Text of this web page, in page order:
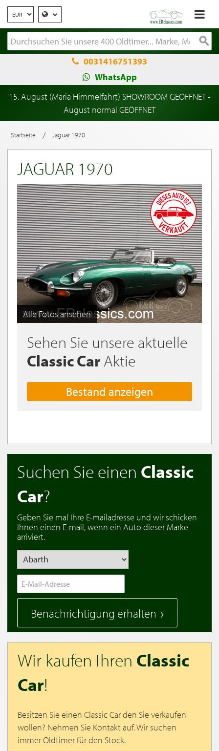
0031416751393
WhatsApp
15. August (Maria Himmelfahrt) SHOWROOM GEÖFFNET -
August normal GEÖFFNET
Startseite / Jaguar 1970
JAGUAR 1970
Alle Fotos ansehen
Sehen Sie unsere aktuelle
Classic Car Aktie
Bestand anzeigen
Suchen Sie einen Classic
Car?
Geben Sie mal Ihre E-mailadresse und wir schicken
Ihnen einen E-mail, wenn ein Auto dieser Marke
arriviert.
Benachrichtigung erhalten
Wir kaufen Ihren Classic
Car!
Besitzen Sie einen Classic Car den Sie verkaufen
wollen? Nehmen Sie Kontakt auf. Wir suchen
immer Oldtimer für den Stock.